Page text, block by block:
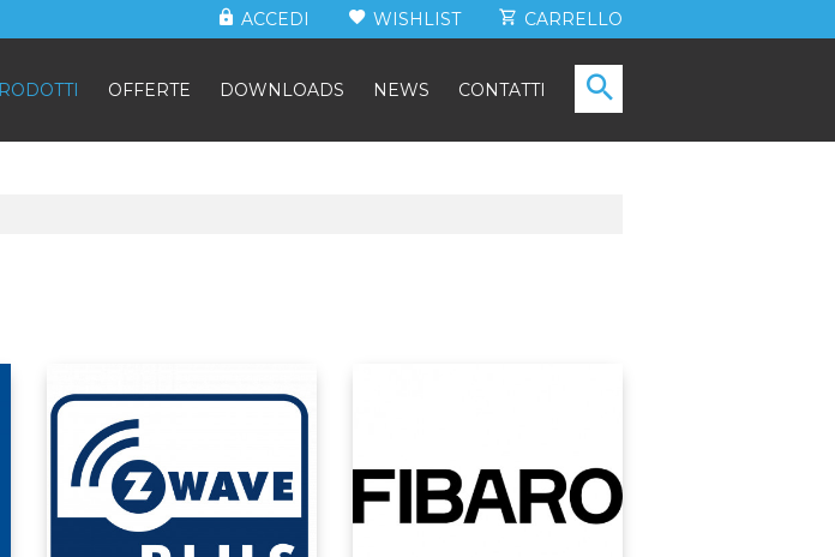
ACCEDI WISHLIST CARRELLO
OFFERTE DOWNLOADS NEWS CONTATTI
CERCA